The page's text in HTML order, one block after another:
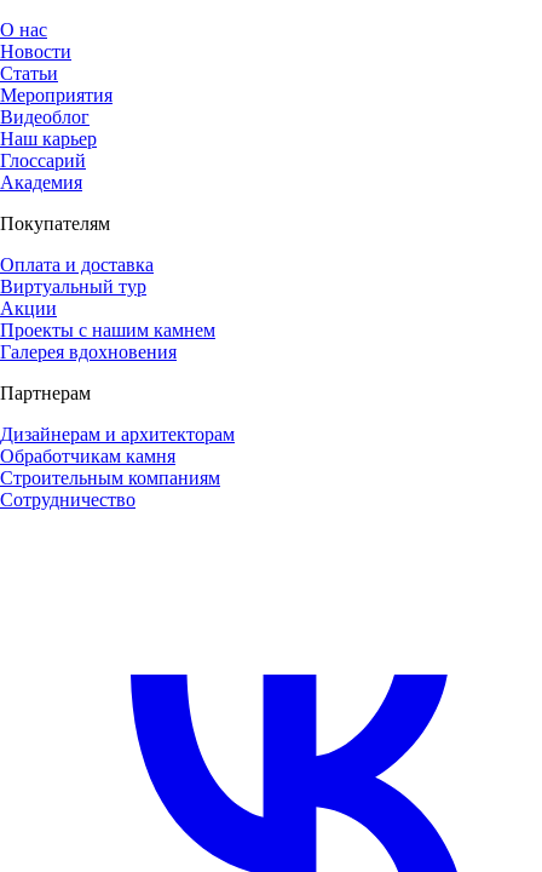
О нас
Новости
Статьи
Мероприятия
Видеоблог
Наш карьер
Глоссарий
Академия
Покупателям
Оплата и доставка
Виртуальный тур
Акции
Проекты с нашим камнем
Галерея вдохновения
Партнерам
Дизайнерам и архитекторам
Обработчикам камня
Строительным компаниям
Сотрудничество